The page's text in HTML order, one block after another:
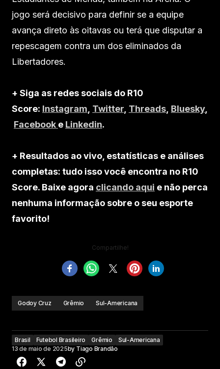
jogo será decisivo para definir se a equipe
avança direto às oitavas ou terá que disputar a
repescagem contra um dos eliminados da
Libertadores.
+ Siga as redes sociais do R10
Score: Instagram, Twitter, Threads, Bluesky,
Facebook e Linkedin.
+ Resultados ao vivo, estatísticas e análises
completas: tudo isso você encontra no R10
Score. Baixe agora clicando aqui e não perca
nenhuma informação sobre o seu esporte
favorito!
Compartilhe!
Godoy Cruz Grêmio Sul-Americana
Brasil Futebol Brasileiro Grêmio
Sul-Americana
13 de maio de 2025by Tiago Brandão